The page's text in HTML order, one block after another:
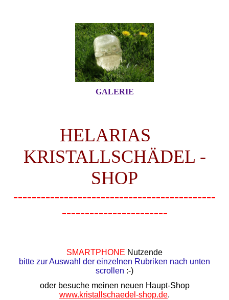
GALERIE
HELARIAS
KRISTALLSCHÄDEL -
SHOP
--------------------------------------------
-----------------------
SMARTPHONE Nutzende
bitte zur Auswahl der einzelnen Rubriken nach unten
scrollen :-)
oder besuche meinen neuen Haupt-Shop
www.kristallschaedel-shop.de.